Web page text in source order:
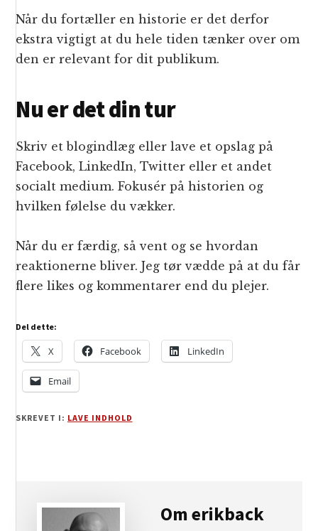
Når du fortæller en historie er det derfor
ekstra vigtigt at du hele tiden tænker over om
den er relevant for dit publikum.
Nu er det din tur
Skriv et blogindlæg eller lave et opslag på
Facebook, LinkedIn, Twitter eller et andet
socialt medium. Fokusér på historien og
hvilken følelse du vækker.
Når du er færdig, så vent og se hvordan
reaktionerne bliver. Jeg tør vædde på at du får
flere likes og kommentarer end du plejer.
Del dette:
X Facebook LinkedIn
Email
SKREVET I: LAVE INDHOLD
Omerikback